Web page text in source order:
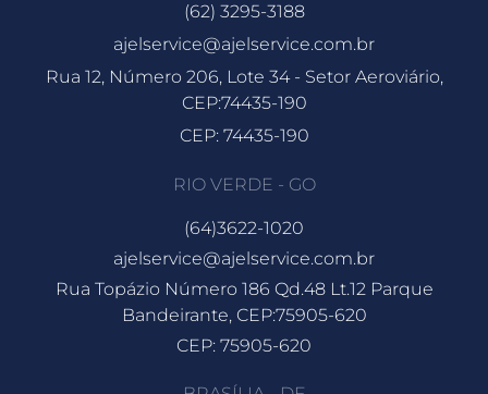
(62) 3295-3188
ajelservice@ajelservice.com.br
Rua 12, Número 206, Lote 34 - Setor Aeroviário,
CEP:74435-190
CEP: 74435-190
RIO VERDE - GO
(64)3622-1020
ajelservice@ajelservice.com.br
Rua Topázio Número 186 Qd.48 Lt.12 Parque
Bandeirante, CEP:75905-620
CEP: 75905-620